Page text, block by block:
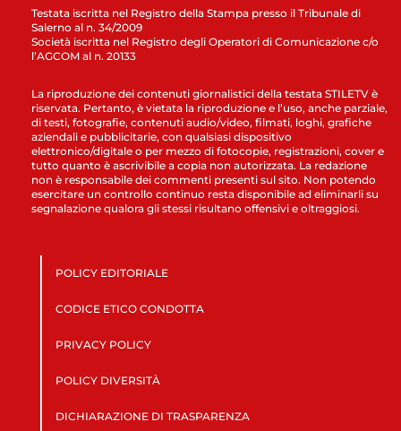
Testata iscritta nel Registro della Stampa presso il Tribunale di
Salerno al n. 34/2009
Società iscritta nel Registro degli Operatori di Comunicazione c/o
l’AGCOM al n. 20133
La riproduzione dei contenuti giornalistici della testata STILETV è
riservata. Pertanto, è vietata la riproduzione e l’uso, anche parziale,
di testi, fotografie, contenuti audio/video, filmati, loghi, grafiche
aziendali e pubblicitarie, con qualsiasi dispositivo
elettronico/digitale o per mezzo di fotocopie, registrazioni, cover e
tutto quanto è ascrivibile a copia non autorizzata. La redazione
non è responsabile dei commenti presenti sul sito. Non potendo
esercitare un controllo continuo resta disponibile ad eliminarli su
segnalazione qualora gli stessi risultano offensivi e oltraggiosi.
POLICY EDITORIALE
CODICE ETICO CONDOTTA
PRIVACY POLICY
POLICY DIVERSITÀ
DICHIARAZIONE DI TRASPARENZA